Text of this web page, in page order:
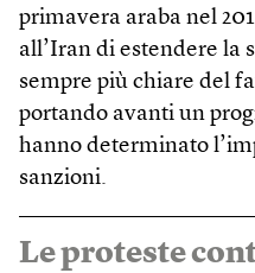
primavera araba nel
all’Iran di estendere la
sempre più chiare del
portando avanti un
hanno determinato
sanzioni.
Le proteste